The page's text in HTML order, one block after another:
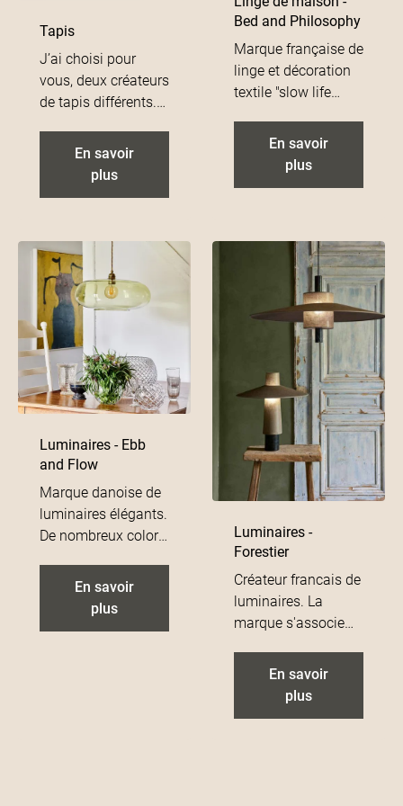
Tapis
J’ai choisi pour
vous, deux créateurs
de tapis différents.
coton dans usines
portugaises pour
créer des tapis dans
minimal. Petit plus :
ils se lavent en
machine. Le second
se fournit
majoritairement en
Turquie pour des
motifs plus
exotiques types
vintages…
En savoir
plus
Bed and Philosophy
Marque française de
linge et décoration
textile "slow life
Philosphy pour une
super décoration
esprit wabi sabi.
serviettes, sacs et
accessoires.
En savoir
plus
Luminaires - Ebb
and Flow
Marque danoise de
luminaires élégants.
De nombreux coloris
disponilbles pour
adapter la
suspension à votre
En savoir
plus
Luminaires -
Forestier
Créateur francais de
luminaires. La
marque s'associe
designers pour
proposer une large
En savoir
plus